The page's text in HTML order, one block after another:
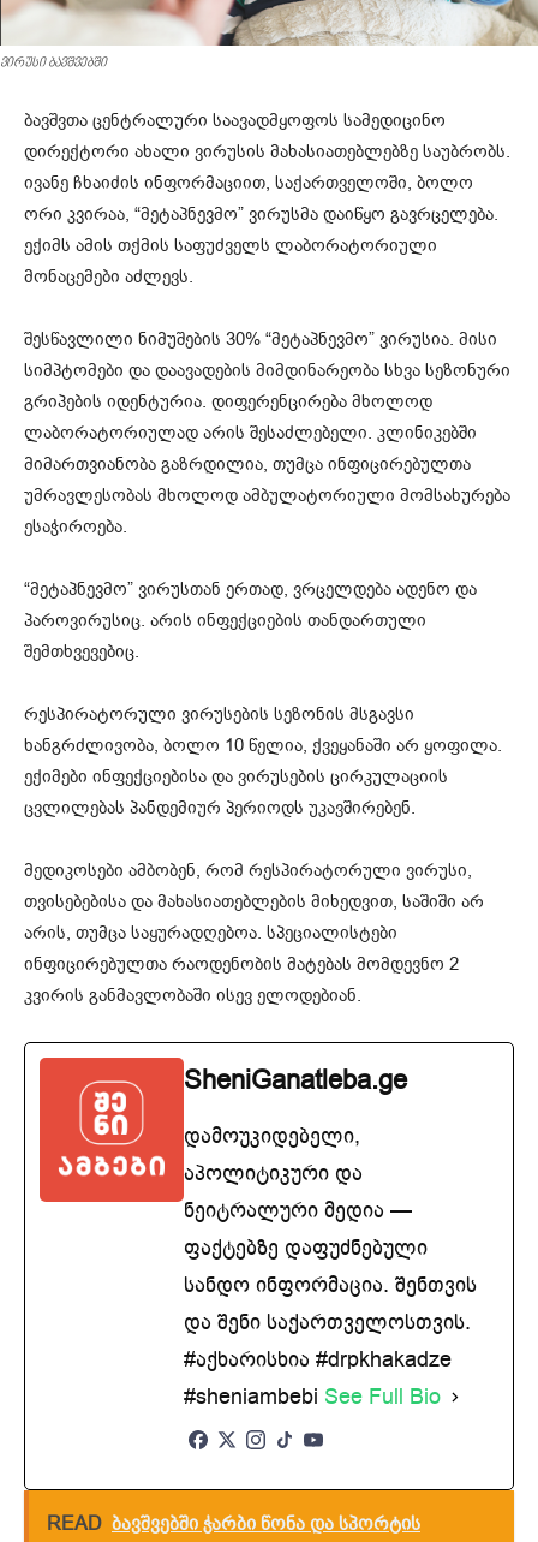
ვირუსი ბავშვებში
ბავშვთა ცენტრალური საავადმყოფოს სამედიცინო
დირექტორი ახალი ვირუსის მახასიათებლებზე საუბრობს.
ივანე ჩხაიძის ინფორმაციით, საქართველოში, ბოლო
ორი კვირაა, “მეტაპნევმო” ვირუსმა დაიწყო გავრცელება.
ექიმს ამის თქმის საფუძველს ლაბორატორიული
მონაცემები აძლევს.
შესწავლილი ნიმუშების 30% “მეტაპნევმო” ვირუსია. მისი
სიმპტომები და დაავადების მიმდინარეობა სხვა სეზონური
გრიპების იდენტურია. დიფერენცირება მხოლოდ
ლაბორატორიულად არის შესაძლებელი. კლინიკებში
მიმართვიანობა გაზრდილია, თუმცა ინფიცირებულთა
უმრავლესობას მხოლოდ ამბულატორიული მომსახურება
ესაჭიროება.
“მეტაპნევმო” ვირუსთან ერთად, ვრცელდება ადენო და
პაროვირუსიც. არის ინფექციების თანდართული
შემთხვევებიც.
რესპირატორული ვირუსების სეზონის მსგავსი
ხანგრძლივობა, ბოლო 10 წელია, ქვეყანაში არ ყოფილა.
ექიმები ინფექციებისა და ვირუსების ცირკულაციის
ცვლილებას პანდემიურ პერიოდს უკავშირებენ.
მედიკოსები ამბობენ, რომ რესპირატორული ვირუსი,
თვისებებისა და მახასიათებლების მიხედვით, საშიში არ
არის, თუმცა საყურადღებოა. სპეციალისტები
ინფიცირებულთა რაოდენობის მატებას მომდევნო 2
კვირის განმავლობაში ისევ ელოდებიან.
SheniGanatleba.ge
დამოუკიდებელი,
აპოლიტიკური და
ნეიტრალური მედია —
ფაქტებზე დაფუძნებული
სანდო ინფორმაცია. შენთვის
და შენი საქართველოსთვის.
#აქხარისხია #drpkhakadze
#sheniambebi See Full Bio
READ ბავშვებში ჭარბი წონა და სპორტის